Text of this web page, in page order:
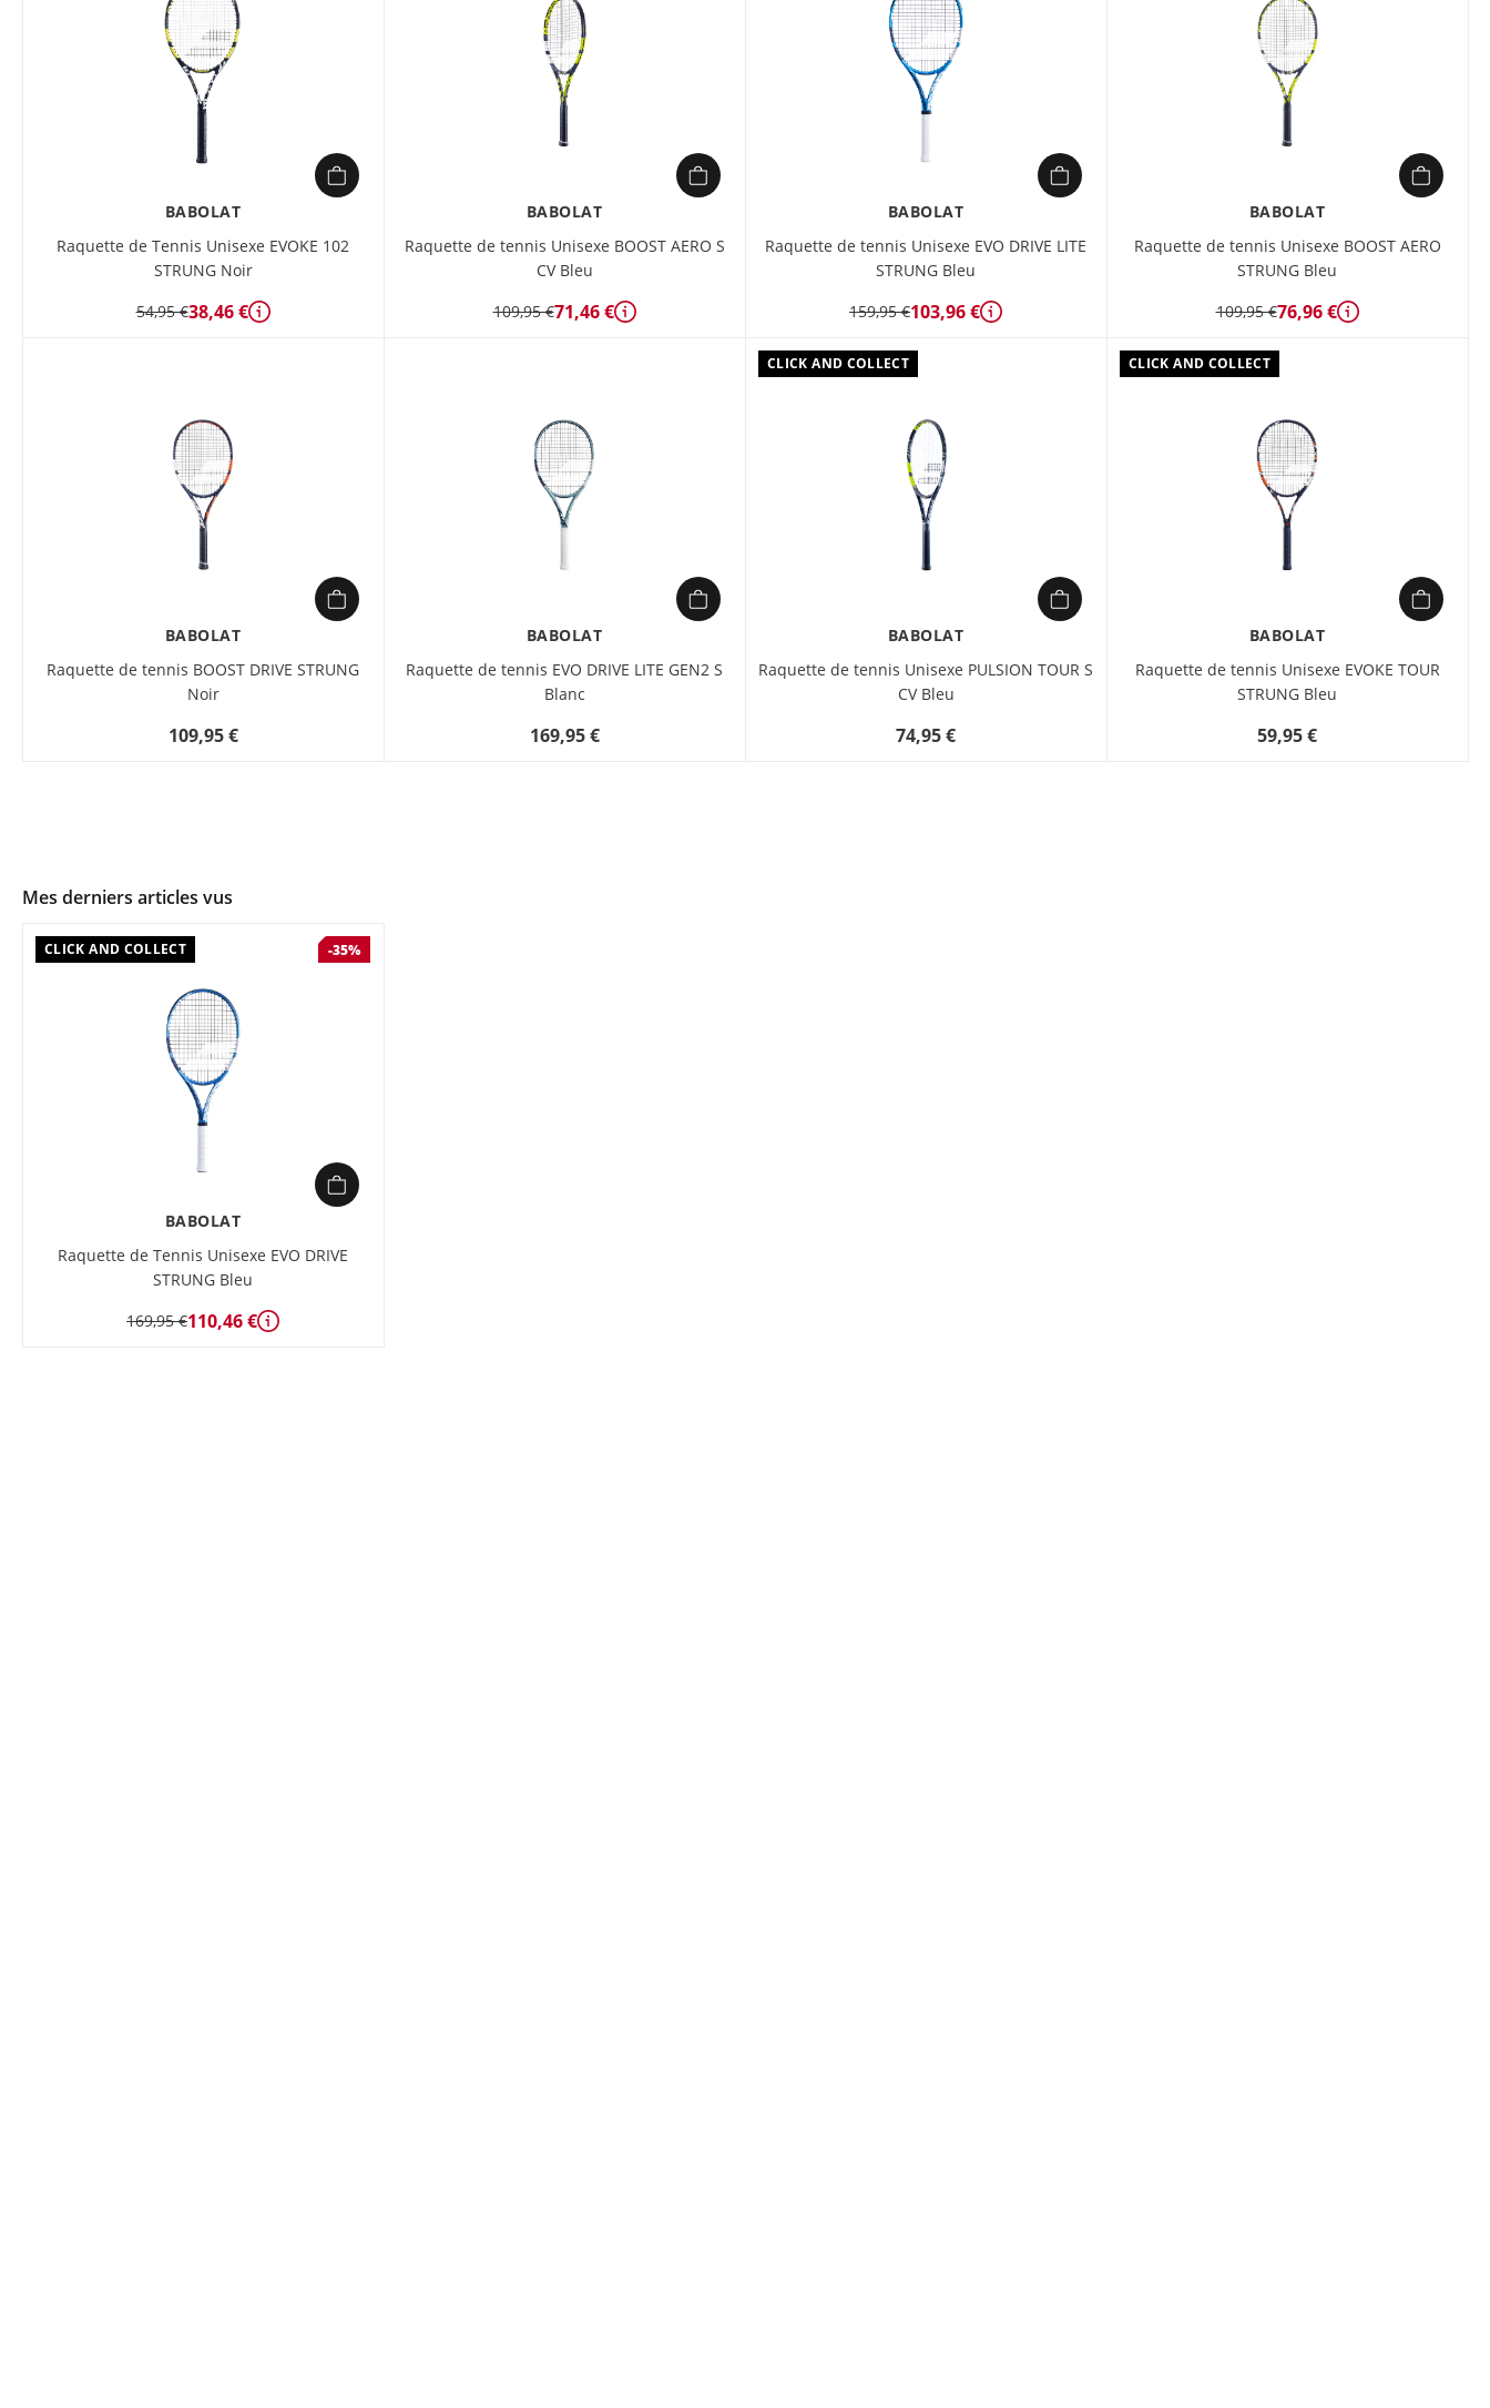
BABOLAT
Raquette de Tennis Unisexe EVOKE 102
STRUNG Noir
54,95 €38,46 € Détails
BABOLAT
Raquette de tennis Unisexe BOOST AERO S
CV Bleu
109,95 €71,46 € Détails
BABOLAT
Raquette de tennis Unisexe EVO DRIVE LITE
STRUNG Bleu
159,95 €103,96 € Détails
BABOLAT
Raquette de tennis Unisexe BOOST AERO
STRUNG Bleu
109,95 €76,96 € Détails
BABOLAT
Raquette de tennis BOOST DRIVE STRUNG
Noir
109,95 €
BABOLAT
Raquette de tennis EVO DRIVE LITE GEN2 S
Blanc
169,95 €
CLICK AND COLLECT
BABOLAT
Raquette de tennis Unisexe PULSION TOUR S
CV Bleu
74,95 €
CLICK AND COLLECT
BABOLAT
Raquette de tennis Unisexe EVOKE TOUR
STRUNG Bleu
59,95 €
Mes derniers articles vus
CLICK AND COLLECT -35%
BABOLAT
Raquette de Tennis Unisexe EVO DRIVE
STRUNG Bleu
169,95 €110,46 € Détails